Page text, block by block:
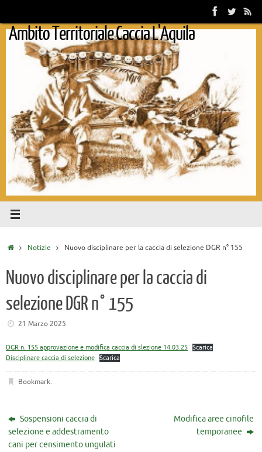
contenuto
Ambito Territoriale Caccia L'Aquila
HomeNotizie Nuovo disciplinare per la caccia di selezione DGR n° 155
Nuovo disciplinare per la caccia di
selezione DGR n° 155
21 Marzo 2025
DGR n. 155 approvazione e modifica caccia di slezione 14.03.25
Scarica
Disciplinare caccia di selezione
Scarica
Bookmark.
Sospensioni caccia di
selezione e addestramento
cani per censimento ungulati
Modifica aree cinofile
temporanee